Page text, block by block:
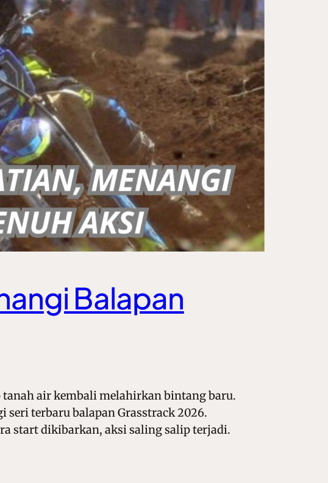
Balapan
tanah air kembali melahirkan bintang baru.
seri terbaru balapan Grasstrack 2026.
start dikibarkan, aksi saling salip terjadi.